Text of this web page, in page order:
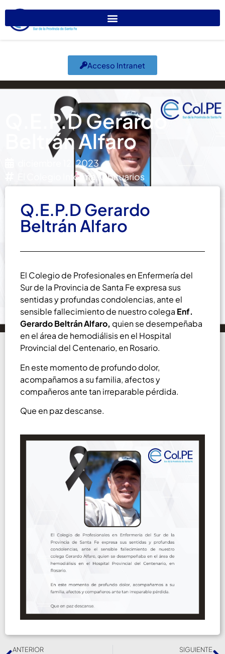
Acceso Intranet
Q.E.P.D Gerardo
Beltrán Alfaro
diciembre 12, 2023
El Colegio Informa , Obituarios
Q.E.P.D Gerardo
Beltrán Alfaro
El Colegio de Profesionales en Enfermería del
Sur de la Provincia de Santa Fe expresa sus
sentidas y profundas condolencias, ante el
sensible fallecimiento de nuestro colega Enf.
Gerardo Beltrán Alfaro, quien se desempeñaba
en el área de hemodiálisis en el Hospital
Provincial del Centenario, en Rosario.
En este momento de profundo dolor,
acompañamos a su familia, afectos y
compañeros ante tan irreparable pérdida.
Que en paz descanse.
ANTERIOR SIGUIENTE